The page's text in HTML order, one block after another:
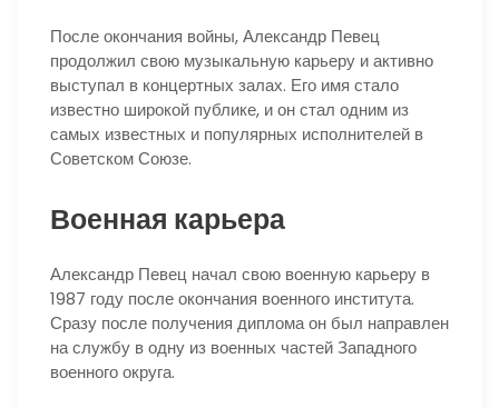
После окончания войны, Александр Певец
продолжил свою музыкальную карьеру и активно
выступал в концертных залах. Его имя стало
известно широкой публике, и он стал одним из
самых известных и популярных исполнителей в
Советском Союзе.
Военная карьера
Александр Певец начал свою военную карьеру в
1987 году после окончания военного института.
Сразу после получения диплома он был направлен
на службу в одну из военных частей Западного
военного округа.